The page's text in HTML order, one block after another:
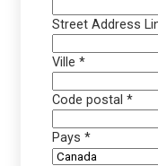
Street Address
Ville *
Code postal *
Pays *